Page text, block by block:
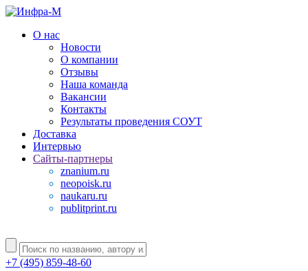
О нас
Новости
О компании
Отзывы
Наша команда
Вакансии
Контакты
Результаты проведения СОУТ
Доставка
Интервью
Сайты-партнеры
znanium.ru
neopoisk.ru
naukaru.ru
publitprint.ru
+7 (495) 859-48-60